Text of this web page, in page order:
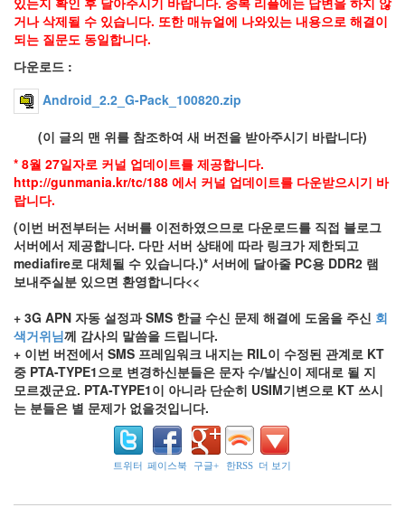
거나 삭제될 수 있습니다. 또한 매뉴얼에 나와있는 내용으로 해결이
되는 질문도 동일합니다.
다운로드 :
Android_2.2_G-Pack_100820.zip
(이 글의 맨 위를 참조하여 새 버전을 받아주시기 바랍니다)
* 8월 27일자로 커널 업데이트를 제공합니다.
http://gunmania.kr/tc/188 에서 커널 업데이트를 다운받으시기 바
랍니다.
(이번 버전부터는 서버를 이전하였으므로 다운로드를 직접 블로그
서버에서 제공합니다. 다만 서버 상태에 따라 링크가 제한되고
mediafire로 대체될 수 있습니다.)* 서버에 달아줄 PC용 DDR2 램
보내주실분 있으면 환영합니다<<
+ 3G APN 자동 설정과 SMS 한글 수신 문제 해결에 도움을 주신 회
색거위님께 감사의 말씀을 드립니다.
+ 이번 버전에서 SMS 프레임워크 내지는 RIL이 수정된 관계로 KT
중 PTA-TYPE1으로 변경하신분들은 문자 수/발신이 제대로 될 지
모르겠군요. PTA-TYPE1이 아니라 단순히 USIM기변으로 KT 쓰시
는 분들은 별 문제가 없을것입니다.
트위터 페이스북 구글+ 한RSS 더 보기
FRG83
건
담
그
제
1.8.4
RC2
자
실
팅
쿄
듈
김